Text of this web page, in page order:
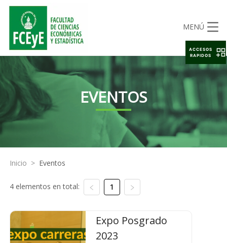
MENÚ
EVENTOS
Inicio > Eventos
4 elementos en total: 1
Expo Posgrado
2023
ACCESOS
RAPIDOS